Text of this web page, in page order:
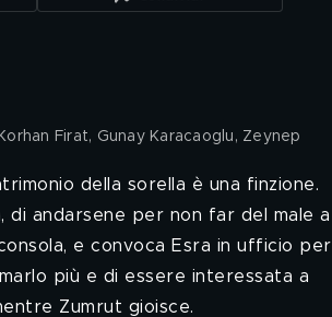
Firat, Gunay Karacaoglu, Zeynep
della sorella è una finzione.
di andarsene per non far del male a
e convoca Esra in ufficio per
più e di essere interessata a
Zumrut gioisce.